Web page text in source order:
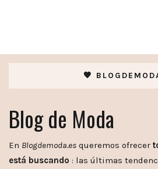
🧡
Blog de Moda
En Blogdemoda.es queremos ofrecer
está buscando : las últimas